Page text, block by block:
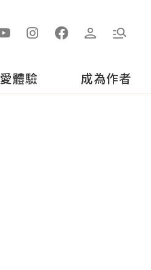
愛體驗 成為作者